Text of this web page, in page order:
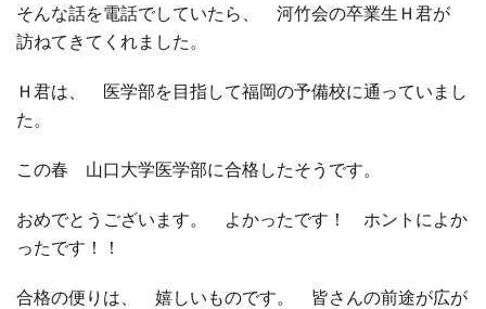
そんな話を電話でしていたら、 河竹会の卒業生Ｈ君が
訪ねてきてくれました。
Ｈ君は、 医学部を目指して福岡の予備校に通っていまし
た。
この春 山口大学医学部に合格したそうです。
おめでとうございます。 よかったです！ ホントによか
ったです！！
合格の便りは、 嬉しいものです。 皆さんの前途が広が